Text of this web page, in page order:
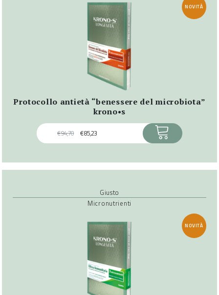
NOVITÀ
protocollo antietà “benessere del microbiota”
krono•s
€94,70 €85,23 ACQUISTA
Giusto
Micronutrienti
NOVITÀ